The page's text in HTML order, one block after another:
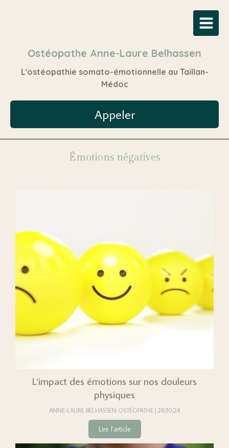
Ostéopathe Anne-Laure Belhassen
L'ostéopathie somato-émotionnelle au Taillan-
Médoc
Appeler
Émotions négatives
L'impact des émotions sur nos douleurs
physiques
ANNE-LAURE BELHASSEN OSTÉOPATHE 28/10/24
Lire l'article